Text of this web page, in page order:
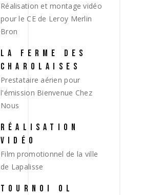
Réalisation et montage vidéo
pour le CE de Leroy Merlin
Bron
LA FERME DES
CHAROLAISES
Prestataire aérien pour
l'émission Bienvenue Chez
Nous
RÉALISATION
VIDÉO
Film promotionnel de la ville
de Lapalisse
TOURNOI OL